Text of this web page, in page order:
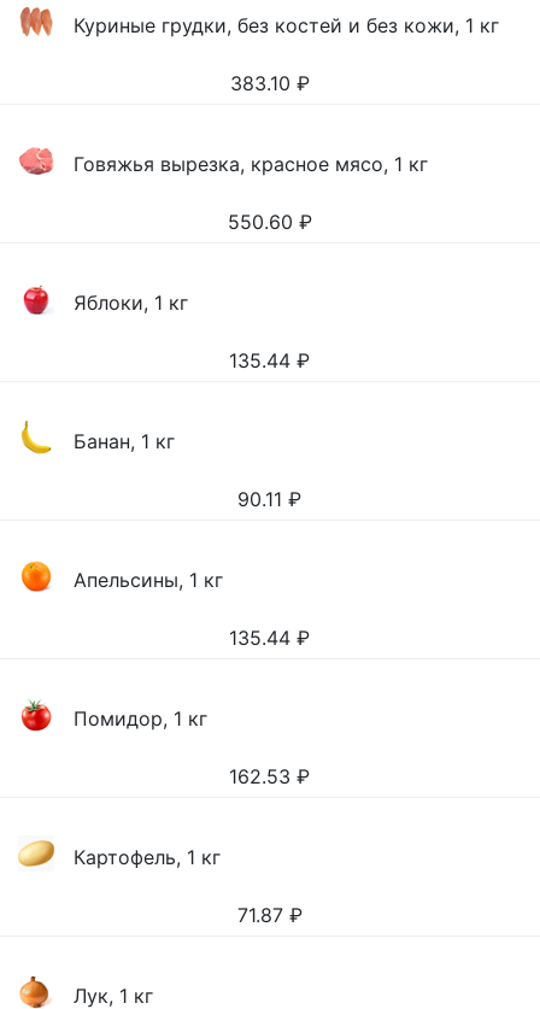
Куриные грудки, без костей и без кожи, 1 кг
383.10 ₽
Говяжья вырезка, красное мясо, 1 кг
550.60 ₽
Яблоки, 1 кг
135.44 ₽
Банан, 1 кг
90.11 ₽
Апельсины, 1 кг
135.44 ₽
Помидор, 1 кг
162.53 ₽
Картофель, 1 кг
71.87 ₽
Лук, 1 кг